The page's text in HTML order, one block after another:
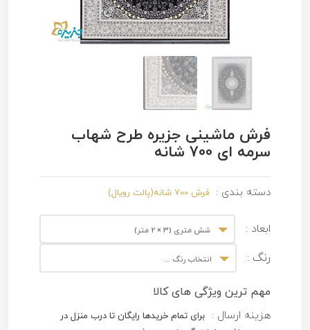
فرش ماشینی جزیره طرح شهاب
سرمه ای 700 شانه
دسته بندی : فرش 700 شانه(پالت رویال)
ابعاد : شش متری (3 × 2 متر)
رنگ : انتخاب رنگ ...
مهم ترین ویژگی های کالا
هزینه ارسال :
برای تمام خریدها رایگان تا درب منزل در